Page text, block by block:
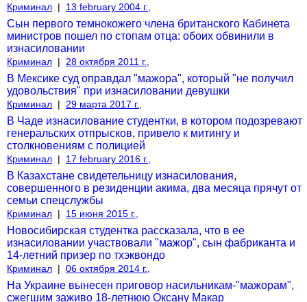
Криминал | 13 february 2004 г.,
Сын первого темнокожего члена британского Кабинета
министров пошел по стопам отца: обоих обвинили в
изнасиловании
Криминал | 28 октября 2011 г.,
В Мексике суд оправдал "мажора", который "не получил
удовольствия" при изнасиловании девушки
Криминал | 29 марта 2017 г.,
В Чаде изнасилование студентки, в котором подозревают
генеральских отпрысков, привело к митингу и
столкновениям с полицией
Криминал | 17 february 2016 г.,
В Казахстане свидетельницу изнасилования,
совершенного в резиденции акима, два месяца прячут от
семьи спецслужбы
Криминал | 15 июня 2015 г.,
Новосибирская студентка рассказала, что в ее
изнасиловании участвовали "мажор", сын фабриканта и
14-летний призер по тхэквондо
Криминал | 06 октября 2014 г.,
На Украине вынесен приговор насильникам-"мажорам",
сжегшим заживо 18-летнюю Оксану Макар